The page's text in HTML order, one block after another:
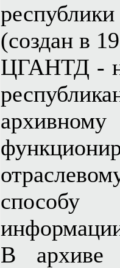
(создан в
ЦГАНТД -
В архиве